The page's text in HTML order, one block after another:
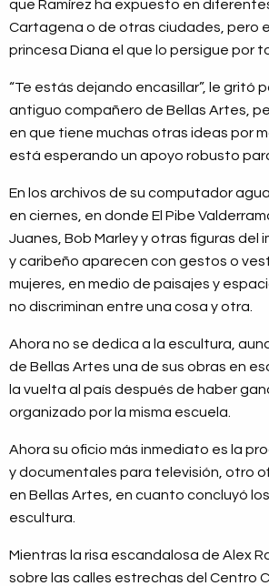
que Ramírez ha expuesto en
Cartagena o de otras ciudades, pero
princesa Diana el que lo persigue por
“Te estás dejando encasillar”, le gritó
antiguo compañero de Bellas Artes,
en que tiene muchas otras ideas por
está esperando un apoyo robusto
En los archivos de su computador
en ciernes, en donde El Pibe
Juanes, Bob Marley y otras figuras del
y caribeño aparecen con gestos o
mujeres, en medio de paisajes y
no discriminan entre una cosa y otra.
Ahora no se dedica a la escultura,
de Bellas Artes una de sus obras en
la vuelta al país después de haber
organizado por la misma escuela.
Ahora su oficio más inmediato es la
y documentales para televisión, otro
en Bellas Artes, en cuanto concluyó
escultura.
Mientras la risa escandalosa de Alex
sobre las calles estrechas del Centro